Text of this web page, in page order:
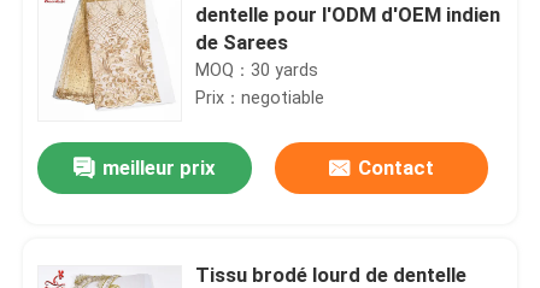
dentelle pour l'ODM d'OEM indien
de Sarees
MOQ：30 yards
Prix：negotiable
meilleur prix Contact
Tissu brodé lourd de dentelle